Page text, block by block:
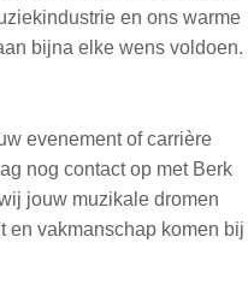
en ons warme
bijna elke wens voldoen.
evenement of carrière
nog contact op met Berk
jouw muzikale dromen
en vakmanschap komen bij